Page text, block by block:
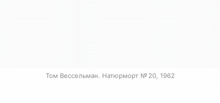
Том Вессельман. Натюрморт № 20, 1962